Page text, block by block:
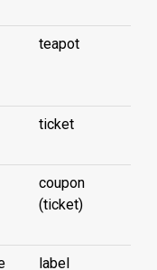
teapot
ticket
coupon
(ticket)
label